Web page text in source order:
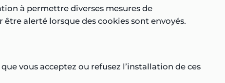
à permettre diverses mesures de
alerté lorsque des cookies sont envoyés.
vous acceptez ou refusez l’installation de ces